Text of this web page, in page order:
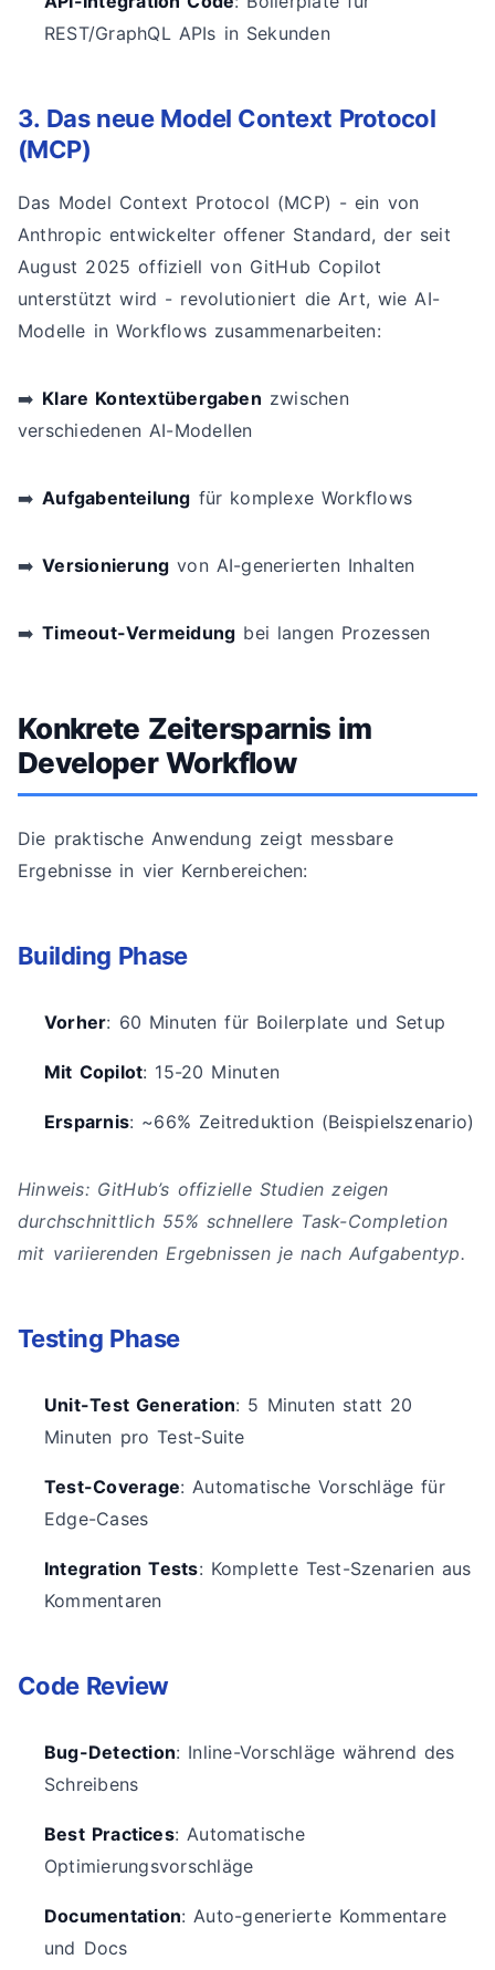
REST/GraphQL APIs in Sekunden
3. Das neue Model Context Protocol
(MCP)
Das Model Context Protocol (MCP) - ein von
Anthropic entwickelter offener Standard, der seit
August 2025 offiziell von GitHub Copilot
unterstützt wird - revolutioniert die Art, wie AI-
Modelle in Workflows zusammenarbeiten:
➡️ Klare Kontextübergaben zwischen
verschiedenen AI-Modellen
➡️Aufgabenteilung für komplexe Workflows
➡️Versionierung von AI-generierten Inhalten
➡️Timeout-Vermeidung bei langen Prozessen
Konkrete Zeitersparnis im
Developer Workflow
Die praktische Anwendung zeigt messbare
Ergebnisse in vier Kernbereichen:
Building Phase
Vorher: 60 Minuten für Boilerplate und Setup
Mit Copilot: 15-20 Minuten
Ersparnis: ~66% Zeitreduktion (Beispielszenario)
Hinweis: GitHub’s offizielle Studien zeigen
durchschnittlich 55% schnellere Task-Completion
mit variierenden Ergebnissen je nach Aufgabentyp.
Testing Phase
Unit-Test Generation: 5 Minuten statt 20
Minuten pro Test-Suite
Test-Coverage: Automatische Vorschläge für
Edge-Cases
Integration Tests: Komplette Test-Szenarien aus
Kommentaren
Code Review
Bug-Detection: Inline-Vorschläge während des
Schreibens
Best Practices: Automatische
Optimierungsvorschläge
Documentation: Auto-generierte Kommentare
und Docs